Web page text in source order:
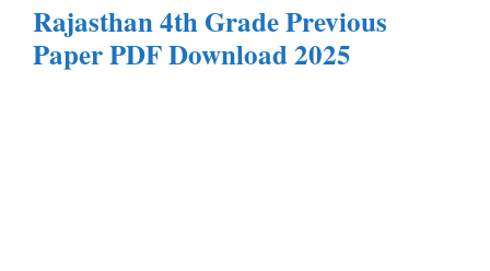
Rajasthan 4th Grade Previous
Paper PDF Download 2025